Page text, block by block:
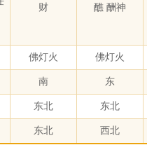
财
醮 酬神
佛灯火 佛灯火
南 东
东北 东北
东北 西北